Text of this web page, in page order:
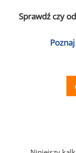
Sprawdź czy